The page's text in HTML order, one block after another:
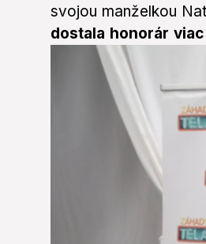
svojou manželkou
dostala honorár